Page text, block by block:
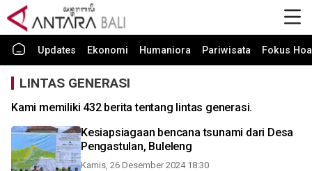
Updates Ekonomi Humaniora Pariwisata Fokus
LINTAS GENERASI
Kami memiliki 432 berita tentang lintas generasi.
Kesiapsiagaan bencana tsunami dari Desa
Pengastulan, Buleleng
Kamis, 26 Desember 2024 18:30